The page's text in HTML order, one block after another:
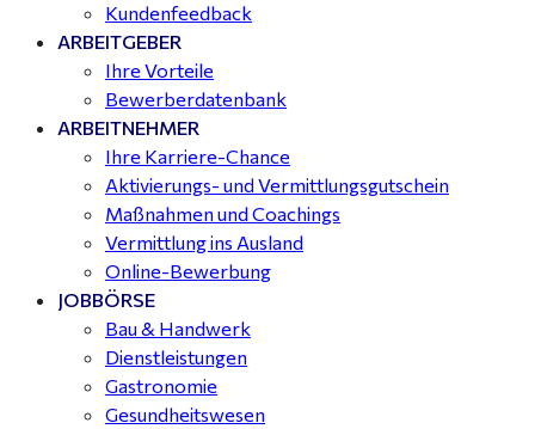
Kundenfeedback
ARBEITGEBER
Ihre Vorteile
Bewerberdatenbank
ARBEITNEHMER
Ihre Karriere-Chance
Aktivierungs- und Vermittlungsgutschein
Maßnahmen und Coachings
Vermittlung ins Ausland
Online-Bewerbung
JOBBÖRSE
Bau & Handwerk
Dienstleistungen
Gastronomie
Gesundheitswesen